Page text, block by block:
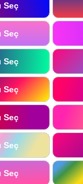
Seç
Seç
Seç
Seç
Seç
Seç
Seç